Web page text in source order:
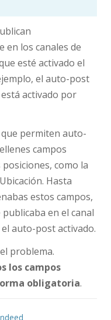
en los canales de
esté activado el
el auto-post
activado por
permiten auto-
campos
como la
Hasta
estos campos,
en el canal
auto-post activado.
problema.
los campos
obligatoria.